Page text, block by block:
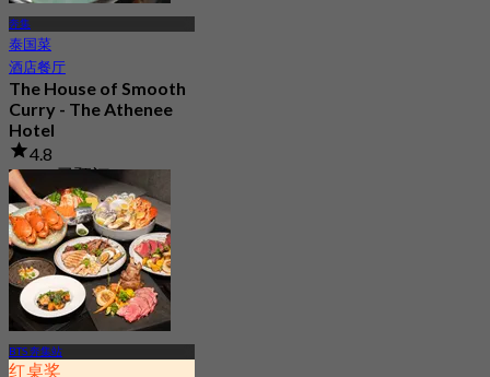
奔集
泰国菜
酒店餐厅
The House of Smooth
Curry - The Athenee
Hotel
4.8
11.2K 已预订
起฿ 1,016.66
BTS 奔集站
红桌奖